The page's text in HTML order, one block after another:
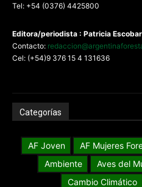
Tel: +54 (0376) 4425800
Editora/periodista : Patricia Escobar
Contacto:
Cel: (+54)9 376 15 4 131636
Categorías
AF Joven AF Mujeres
Ambiente
Aves del
Cambio Climático